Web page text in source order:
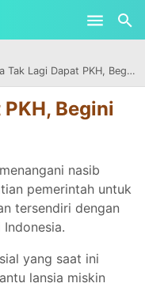
Lagi Dapat PKH, Begini Nanti Nasibnya
Begini
nasib
pemerintah untuk
tersendiri dengan
yang saat ini
lansia miskin